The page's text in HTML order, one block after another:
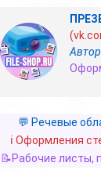
💬 Речевые
ℹ️ Оформления
📝Рабочие листы,